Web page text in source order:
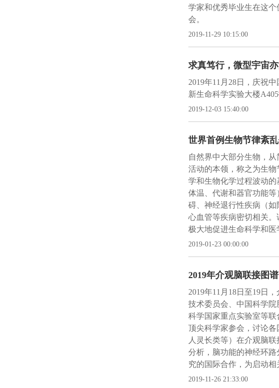
学家和优秀毕业生在这
会。
2019-11-29 10:15:00
求真笃行，微型宇宙
2019年11月28日，庆祝
新生命科学实验大楼
2019-12-03 15:40:00
世界首例生物节律紊
自然界中大部分生物，
活动的本领，称之为生
学和生物化学过程波动的
体温、代谢和器官功能
碍、神经退行性疾病（
心血管等疾病密切相关
极大地促进生命科学和医
2019-01-23 00:00:00
2019年介观脑联接图
2019年11月18日至19日
技术委员会、中国科学
科学国家重点实验室等
顶尖科学家参会，讨论
人灵长类等）在介观脑
分析，脑功能的神经环
究的国际合作，为启动相
2019-11-26 21:33:00